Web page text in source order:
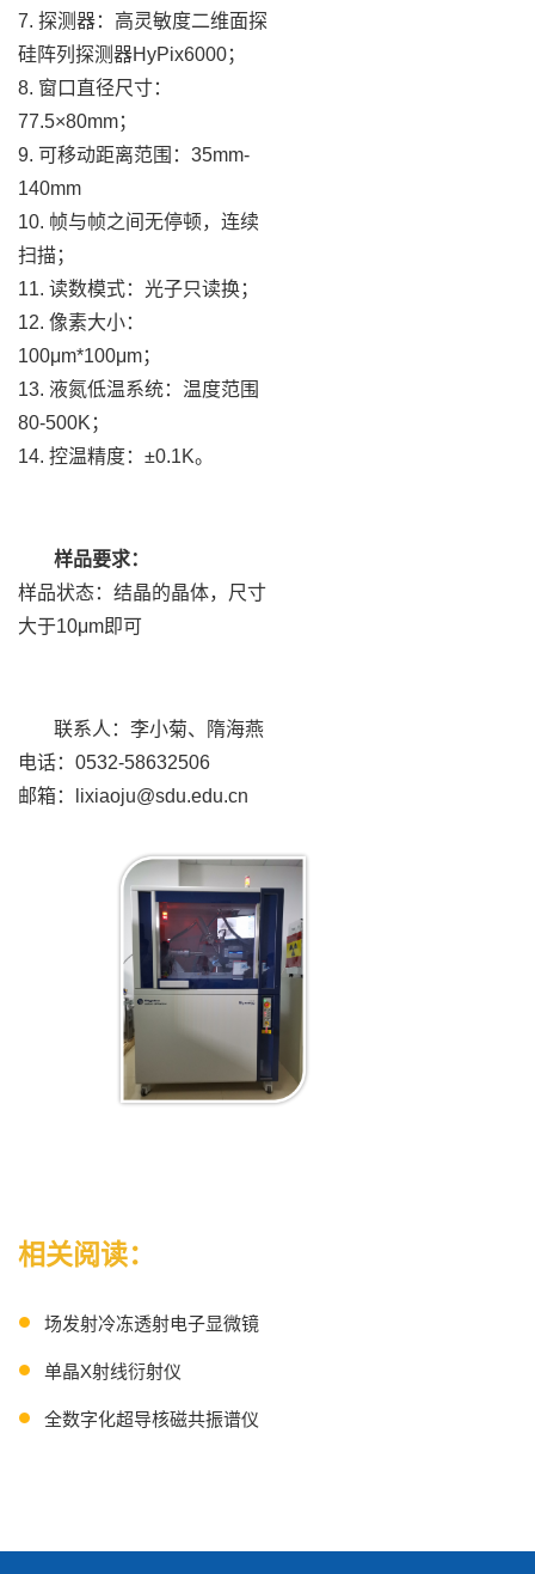
7. 探测器：高灵敏度二维面探
硅阵列探测器HyPix6000；
8. 窗口直径尺寸：
77.5×80mm；
9. 可移动距离范围：35mm-
140mm
10. 帧与帧之间无停顿，连续
扫描；
11. 读数模式：光子只读换；
12. 像素大小：
100μm*100μm；
13. 液氮低温系统：温度范围
80-500K；
14. 控温精度：±0.1K。
样品要求：
样品状态：结晶的晶体，尺寸
大于10μm即可
联系人：李小菊、隋海燕
电话：0532-58632506
邮箱：lixiaoju@sdu.edu.cn
相关阅读：
场发射冷冻透射电子显微镜
单晶X射线衍射仪
全数字化超导核磁共振谱仪